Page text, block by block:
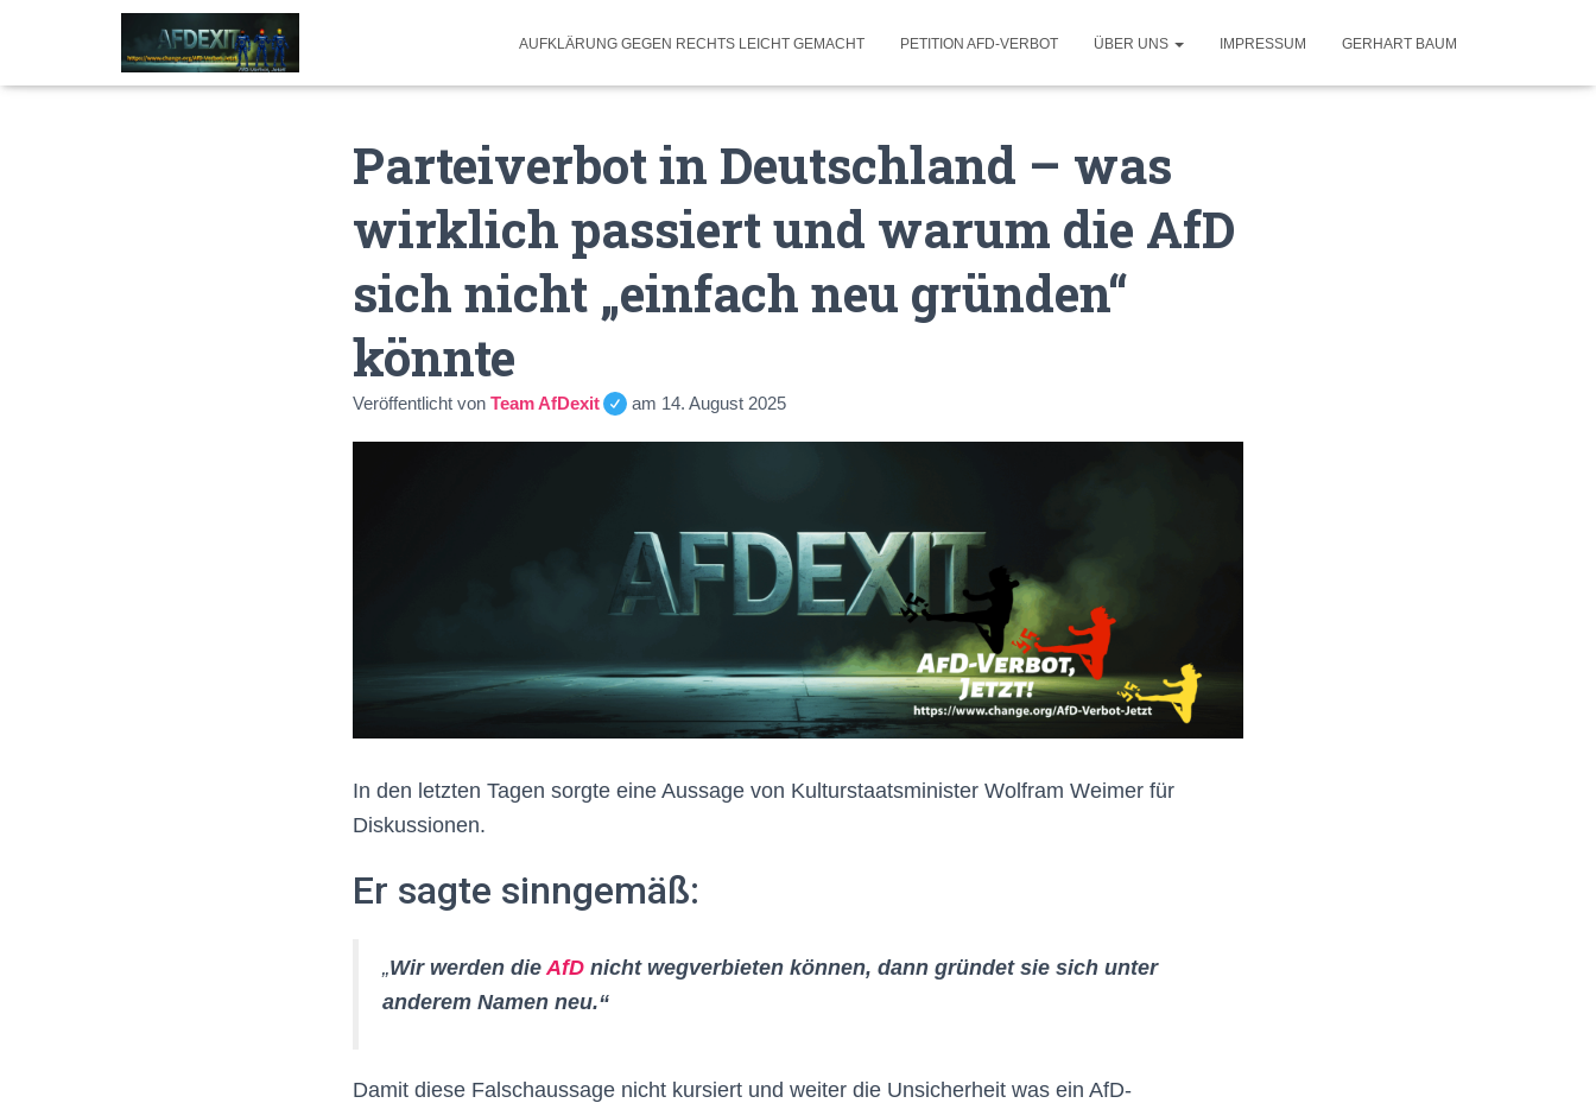
AUFKLÄRUNG GEGEN RECHTS LEICHT GEMACHT PETITION AFD-VERBOT ÜBER UNS IMPRESSUM GERHART BAUM
Parteiverbot in Deutschland – was
wirklich passiert und warum die AfD
sich nicht „einfach neu gründen“
könnte
Veröffentlicht von Team AfDexit am 14. August 2025
In den letzten Tagen sorgte eine Aussage von Kulturstaatsminister Wolfram Weimer für
Diskussionen.
Er sagte sinngemäß:
„Wir werden die AfD nicht wegverbieten können, dann gründet sie sich unter
anderem Namen neu.“
Damit diese Falschaussage nicht kursiert und weiter die Unsicherheit was ein AfD-